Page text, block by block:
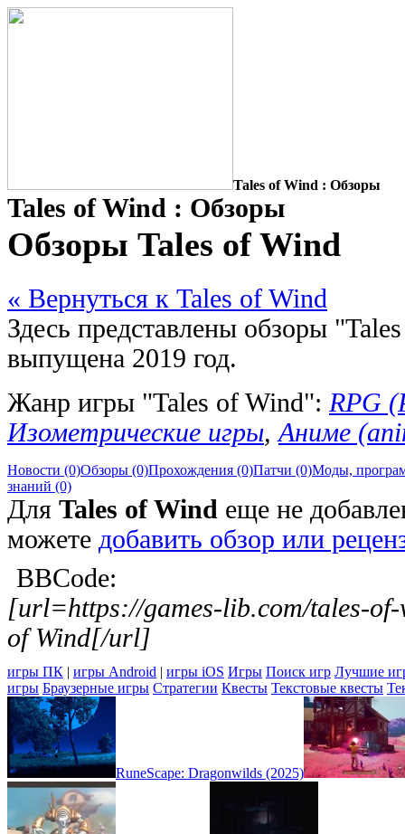
Tales of Wind : Обзоры
Tales of Wind : Обзоры
Обзоры Tales of Wind
« Вернуться к Tales of Wind
Здесь представлены обзоры
выпущена 2019 год.
Жанр игры "Tales of Wind": RPG
Изометрические игры, Аниме
Новости (0)Обзоры (0)Прохождения (0)Патчи (0)Моды,
знаний (0)
Для Tales of Wind еще не
можете добавить обзор или
BBCode:
[url=https://games-lib.com/tales-
of Wind[/url]
игры ПК | игры Android | игры iOS Игры Поиск игр Лучшие
игры Браузерные игры Стратегии Квесты Текстовые квесты
RuneScape: Dragonwilds (2025)